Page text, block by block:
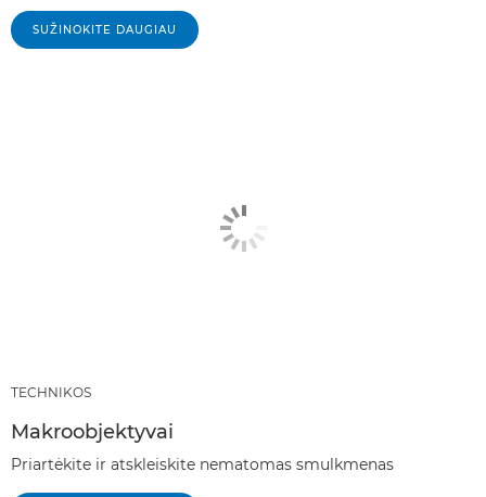
SUŽINOKITE DAUGIAU
TECHNIKOS
Makroobjektyvai
Priartėkite ir atskleiskite nematomas smulkmenas